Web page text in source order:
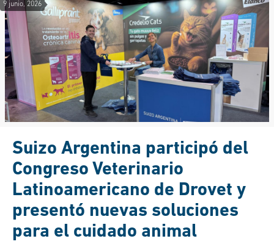
9 junio, 2026
Suizo Argentina participó del
Congreso Veterinario
Latinoamericano de Drovet y
presentó nuevas soluciones
para el cuidado animal